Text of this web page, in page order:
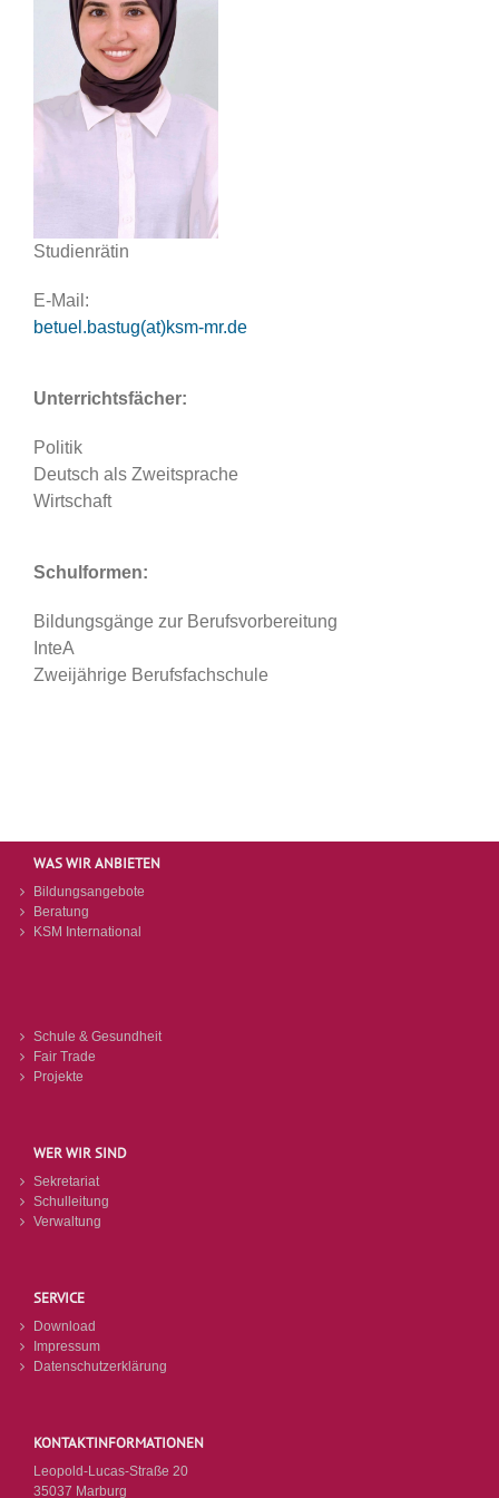
Studienrätin
E-Mail:
betuel.bastug(at)ksm-mr.de
Unterrichtsfächer:
Politik
Deutsch als Zweitsprache
Wirtschaft
Schulformen:
Bildungsgänge zur Berufsvorbereitung
InteA
Zweijährige Berufsfachschule
WAS WIR ANBIETEN
Bildungsangebote
Beratung
KSM International
Schule & Gesundheit
Fair Trade
Projekte
WER WIR SIND
Sekretariat
Schulleitung
Verwaltung
SERVICE
Download
Impressum
Datenschutzerklärung
KONTAKTINFORMATIONEN
Leopold-Lucas-Straße 20
35037 Marburg